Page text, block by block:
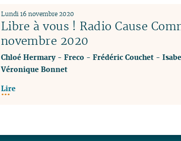
Libre à vous ! Radio Cause
novembre 2020
Lundi 16 novembre 2020
Chloé Hermary- Freco - Frédéric Couchet-
Véronique Bonnet
Lire